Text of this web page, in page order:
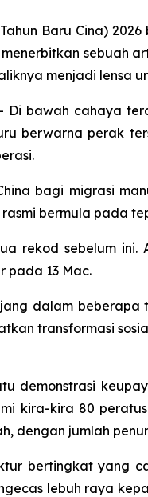
Baru Cina)
menjadi lensa
Di bawah cahaya
berwarna perak
bagi migrasi
bermula pada
rekod sebelum
pada 13 Mac.
dalam
transformasi
demonstrasi
kira-kira 80
dengan jumlah
bertingkat yang
lebuh raya